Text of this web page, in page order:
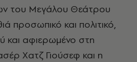
του Μεγάλου Θεάτρου
προσωπικό και πολιτικό,
και αφιερωμένο στη
Χατζ Γιούσεφ και η